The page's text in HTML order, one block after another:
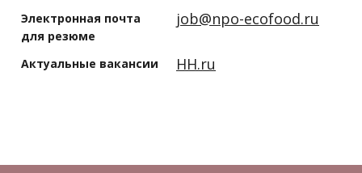
Электронная почта
для резюме
job@npo-ecofood.ru
Актуальные вакансии HH.ru